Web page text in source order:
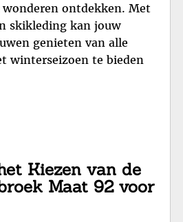
wonderen ontdekken. Met
skikleding kan jouw
genieten van alle
winterseizoen te bieden
Kiezen van de
Maat 92 voor